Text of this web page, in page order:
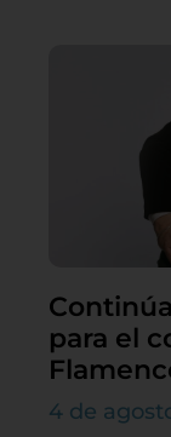
para el
4 de